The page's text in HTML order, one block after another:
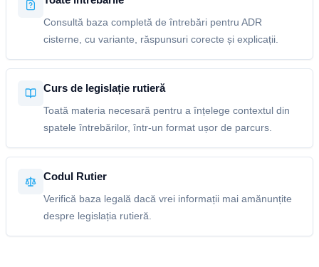
Consultă baza completă de întrebări pentru ADR
cisterne, cu variante, răspunsuri corecte și explicații.
Curs de legislație rutieră
Toată materia necesară pentru a înțelege contextul din
spatele întrebărilor, într-un format ușor de parcurs.
Codul Rutier
Verifică baza legală dacă vrei informații mai amănunțite
despre legislația rutieră.